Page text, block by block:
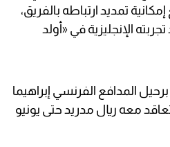
موسم 2027، مع إمكانية تمديد ارتباطه بالفريق،
الإنجليزية في «أولد
المدافع الفرنسي إبراهيما
معه ريال مدريد حتى يونيو